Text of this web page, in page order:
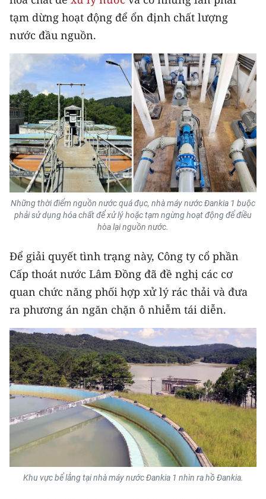
ENGLISH
中文
FRANÇAIS
РУССКИЙ
ESPAÑOL
한국어
tạm dừng hoạt động để ổn định chất lượng
nước đầu nguồn.
Những thời điểm nguồn nước quá đục, nhà máy nước Đankia 1 buộc
phải sử dụng hóa chất để xử lý hoặc tạm ngừng hoạt động để điều
hòa lại nguồn nước.
Để giải quyết tình trạng này, Công ty cổ phần
Cấp thoát nước Lâm Đồng đã đề nghị các cơ
quan chức năng phối hợp xử lý rác thải và đưa
ra phương án ngăn chặn ô nhiễm tái diễn.
Khu vực bể lắng tại nhà máy nước Đankia 1 nhìn ra hồ Đankia.